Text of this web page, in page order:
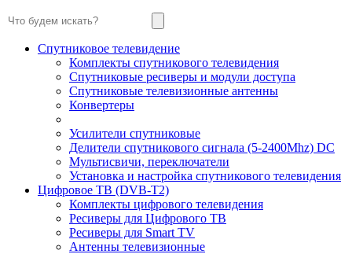
Спутниковое телевидение
Комплекты спутникового телевидения
Спутниковые ресиверы и модули доступа
Спутниковые телевизионные антенны
Конвертеры
Усилители спутниковые
Делители спутникового сигнала (5-2400Mhz) DC
Мультисвичи, переключатели
Установка и настройка спутникового телевидения
Цифровое ТВ (DVB-T2)
Комплекты цифрового телевидения
Ресиверы для Цифрового ТВ
Ресиверы для Smart TV
Антенны телевизионные